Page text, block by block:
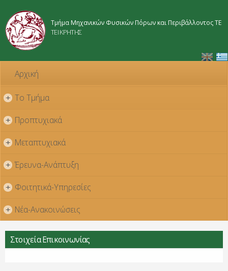
κυρίως
Τμήμα Μηχανικών Φυσικών Πόρων και Περιβάλλοντος ΤΕ
ΤΕΙ ΚΡΗΤΗΣ
Αρχική
+ Το Τμήμα
+ Προπτυχιακά
+ Μεταπτυχιακά
+ Έρευνα-Ανάπτυξη
+ Φοιτητικά-Υπηρεσίες
+ Νέα-Ανακοινώσεις
Στοιχεία Επικοινωνίας